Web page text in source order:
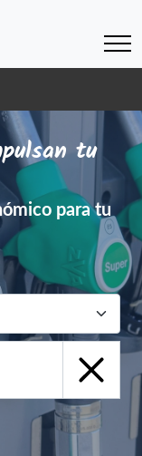
tu
para tu